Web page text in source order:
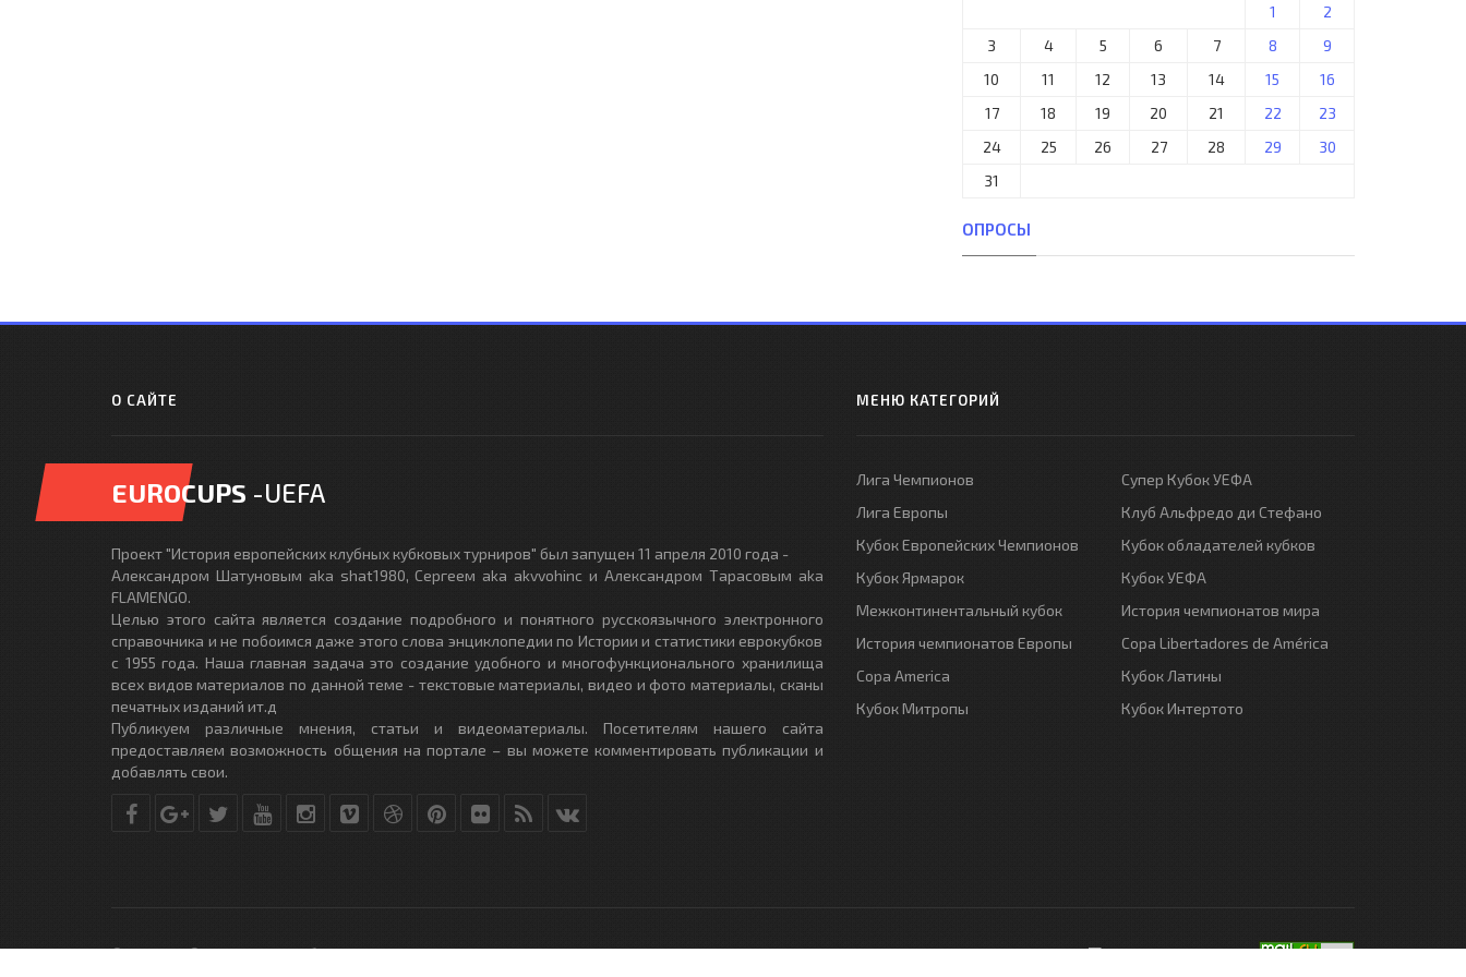
1
2
3
4 5 6 7 8
9
10
11 12 13 14 15
16
17
18 19 20 21 22
23
24
25 26 27 28 29
30
31
ОПРОСЫ
О САЙТЕ
EUROCUPS -UEFA
Проект "История европейских клубных кубковых турниров" был запущен 11 апреля 2010 года -
Александром Шатуновым aka shat1980, Сергеем aka akvvohinc и Александром Тарасовым aka
FLAMENGO.
Целью этого сайта является создание подробного и понятного русскоязычного электронного
справочника и не побоимся даже этого слова энциклопедии по Истории и статистики еврокубков
с 1955 года. Наша главная задача это создание удобного и многофункционального хранилища
всех видов материалов по данной теме - текстовые материалы, видео и фото материалы, сканы
печатных изданий ит.д
Публикуем различные мнения, статьи и видеоматериалы. Посетителям нашего сайта
предоставляем возможность общения на портале – вы можете комментировать публикации и
добавлять свои.
МЕНЮ КАТЕГОРИЙ
Лига Чемпионов
Лига Европы
Кубок Европейских Чемпионов
Кубок Ярмарок
Межконтинентальный кубок
История чемпионатов Европы
Copa America
Кубок Митропы
Супер Кубок УЕФА
Клуб Альфредо ди Стефано
Кубок обладателей кубков
Кубок УЕФА
История чемпионатов мира
Copa Libertadores de América
Кубок Латины
Кубок Интертото
© Copyright © 2010-2017. Разработано студиейDLE-THEME.RU- All Rights Reserved.